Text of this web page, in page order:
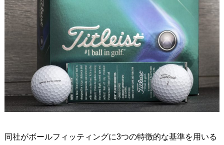
同社がボールフィッティングに3つの特徴的な基準を用いる